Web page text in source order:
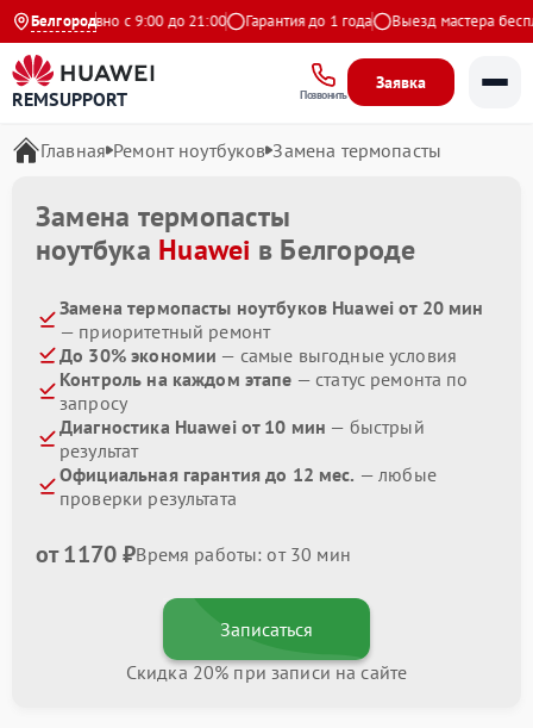
Белгород
Ежедневно с 9:00 до 21:00 Гарантия до 1 года Выезд мастера
REMSUPPORT Позвонить
Заявка
Главная Ремонт ноутбуков Замена термопасты
Замена термопасты
ноутбука Huawei в Белгороде
Замена термопасты ноутбуков Huawei от 20 мин
— приоритетный ремонт
До 30% экономии — самые выгодные условия
Контроль на каждом этапе — статус ремонта по
запросу
Диагностика Huawei от 10 мин — быстрый
результат
Официальная гарантия до 12 мес. — любые
проверки результата
от 1170 ₽Время работы: от 30 мин
Записаться
Скидка 20% при записи на сайте